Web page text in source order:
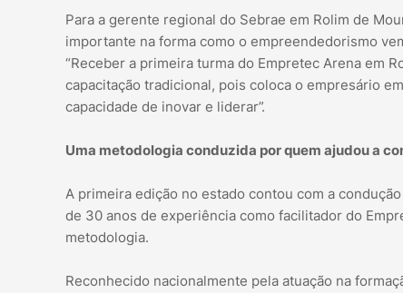
Para a gerente regional do Sebrae em Rolim de
importante na forma como o empreendedorismo
“Receber a primeira turma do Empretec Arena em
capacitação tradicional, pois coloca o empresário
capacidade de inovar e liderar”.
Uma metodologia conduzida por quem ajudou a
A primeira edição no estado contou com a
de 30 anos de experiência como facilitador do
metodologia.
Reconhecido nacionalmente pela atuação na